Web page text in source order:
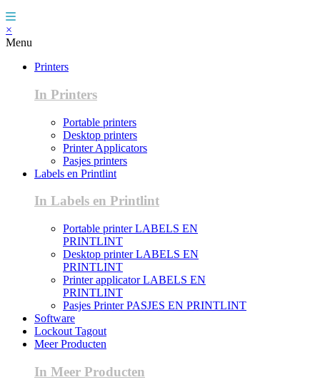
×
Menu
Printers
In Printers
Portable printers
Desktop printers
Printer Applicators
Pasjes printers
Labels en Printlint
In Labels en Printlint
Portable printer LABELS EN
PRINTLINT
Desktop printer LABELS EN
PRINTLINT
Printer applicator LABELS EN
PRINTLINT
Pasjes Printer PASJES EN PRINTLINT
Software
Lockout Tagout
Meer Producten
In Meer Producten